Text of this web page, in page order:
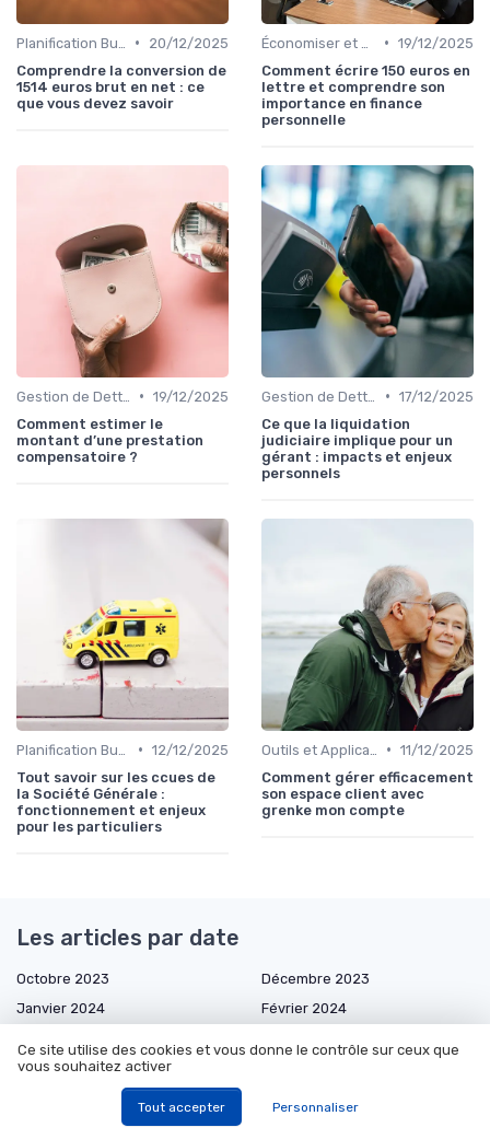
•
20/12/2025
Comprendre la conversion de
1514 euros brut en net : ce
que vous devez savoir
• 19/12/2025
Comment écrire 150 euros en
lettre et comprendre son
importance en finance
personnelle
• 19/12/2025
Comment estimer le
montant d’une prestation
compensatoire ?
• 17/12/2025
Ce que la liquidation
judiciaire implique pour un
gérant : impacts et enjeux
personnels
• 12/12/2025
Tout savoir sur les ccues de
la Société Générale :
fonctionnement et enjeux
pour les particuliers
• 11/12/2025
Comment gérer efficacement
son espace client avec
grenke mon compte
Les articles par date
Octobre 2023
Décembre 2023
Janvier 2024
Février 2024
Juillet 2024
Septembre 2024
Décembre 2024
Ce site utilise des cookies et vous donne le contrôle sur ceux que
vous souhaitez activer
Tout accepter Personnaliser